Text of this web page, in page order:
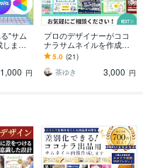
"サム
ます
られ
を刺
1,000 円
プロのデザイナーがココ
ナラサムネイルを作成し
ます 最短即日！3案(カラ
ーパターン合計9案)のな
かから選択可能！
5.0 (21)
茶ゆき
3,000 円